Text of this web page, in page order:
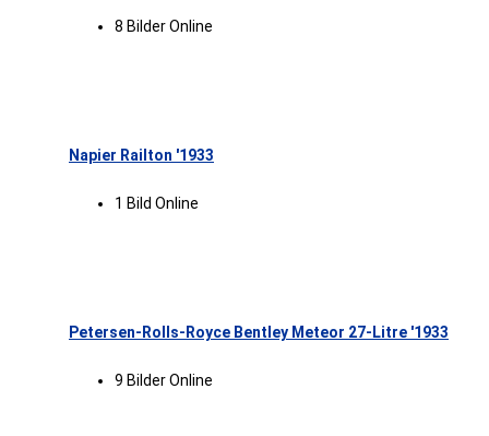
8 Bilder Online
Napier Railton '1933
1 Bild Online
Petersen-Rolls-Royce Bentley Meteor 27-Litre '1933
9 Bilder Online